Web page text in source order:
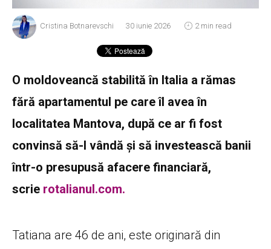
Cristina Botnarevschi 30 iunie 2026 2 min read
O moldoveancă stabilită în Italia a rămas
fără apartamentul pe care îl avea în
localitatea Mantova, după ce ar fi fost
convinsă să-l vândă și să investească banii
într-o presupusă afacere financiară,
scrie rotalianul.com.
Tatiana are 46 de ani, este originară din